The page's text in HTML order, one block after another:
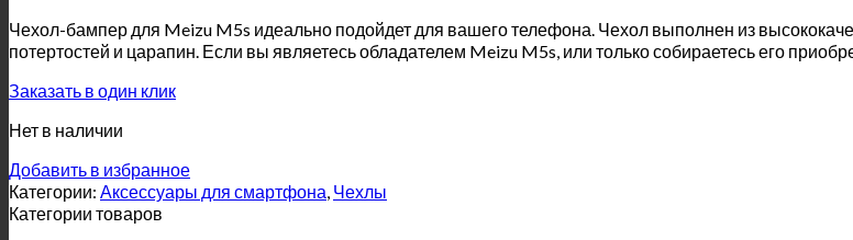
Чехол-бампер для Meizu M5s идеально подойдет для вашего телефона. Чехол выполнен из
потертостей и царапин. Если вы являетесь обладателем Meizu M5s, или только собираетесь его
Заказать в один клик
Нет в наличии
Добавить в избранное
Категории: Аксессуары для смартфона, Чехлы
Категории товаров